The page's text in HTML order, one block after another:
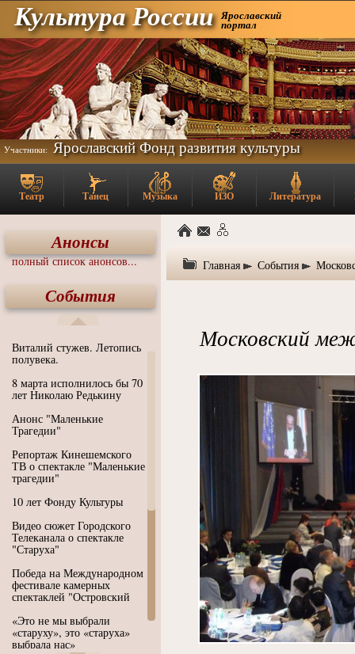
Культура России Ярославский
портал
Участники: Ярославский Фонд развития культуры
Театр Танец Музыка ИЗО Литература
Анонсы
полный список анонсов...
События
Виталий стужев. Летопись
полувека.
8 марта исполнилось бы 70
лет Николаю Редькину
Анонс "Маленькие
Трагедии"
Репортаж Кинешемского
ТВ о спектакле "Маленькие
трагедии"
10 лет Фонду Культуры
Видео сюжет Городского
Телеканала о спектакле
"Старуха"
Победа на Международном
фестивале камерных
спектаклей "Островский
«Это не мы выбрали
«старуху», это «старуха»
выбрала нас»
Главная События
Московский